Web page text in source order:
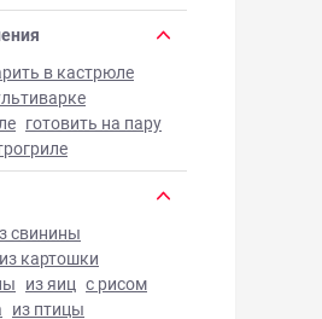
в кастрюле
готовить на пару
свинины
из картошки
из яиц с рисом
из птицы